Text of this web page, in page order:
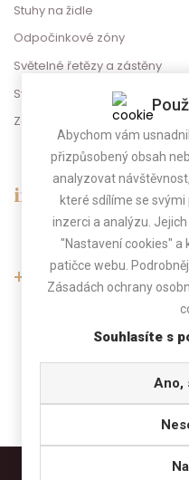
Stuhy na židle
Odpočinkové zóny
Světelné řetězy a zástěny
Svatební dekorace
Zábava na svatbu
+420 775 025 800
Pokud telefon nebereme,
Abychom vám
přizpůsobený obsah
analyzovat
které sdílíme se
inzerci a analýzu.
"Nastavení cookies" a
patičce webu.
Zásadách ochrany
Souhlasíte s
Ano,